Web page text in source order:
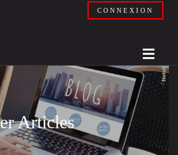
CONNEXION
Articles